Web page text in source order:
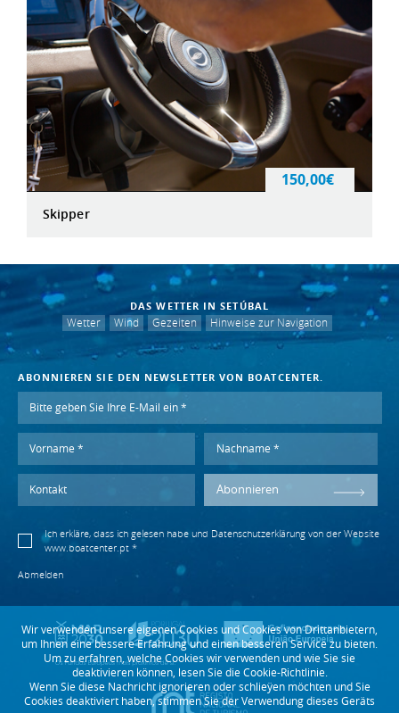
Skipper
150,00€
DAS WETTER IN SETÚBAL
Wetter
Wind Gezeiten Hinweise zur Navigation
ABONNIEREN SIE DEN NEWSLETTER VON BOATCENTER.
Abonnieren
Ich erkläre, dass ich gelesen habe und Datenschutzerklärungvon der Website
www.boatcenter.pt *
Abmelden
Wir verwenden unsere eigenen Cookies und Cookies von Drittanbietern,
um Ihnen eine bessere Erfahrung und einen besseren Service zu bieten.
Um zu erfahren, welche Cookies wir verwenden und wie Sie sie
deaktivieren können, lesen Sie die Cookie-Richtlinie.
Wenn Sie diese Nachricht ignorieren oder schlieÿen möchten und Sie
Cookies deaktiviert haben, stimmen Sie der Verwendung dieses Geräts